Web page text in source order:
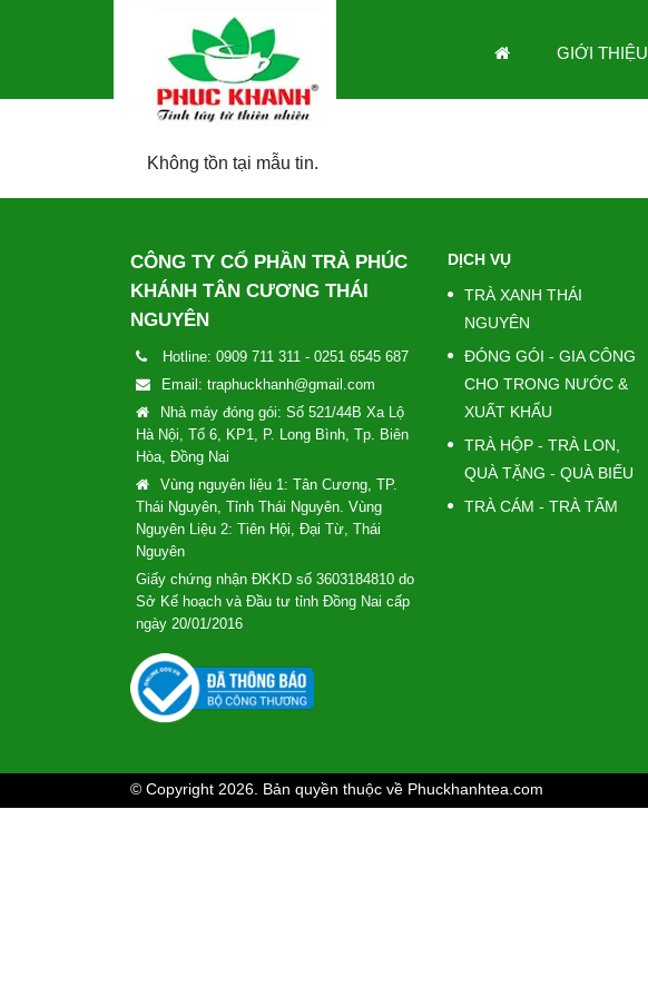
GIỚI THIỆU
404
Không tồn tại mẫu tin.
CÔNG TY CỔ PHẦN TRÀ PHÚC
KHÁNH TÂN CƯƠNG THÁI
NGUYÊN
Hotline: 0909 711 311 - 0251 6545 687
Email: traphuckhanh@gmail.com
Nhà máy đóng gói: Số 521/44B Xa Lộ
Hà Nội, Tổ 6, KP1, P. Long Bình, Tp. Biên
Hòa, Đồng Nai
Vùng nguyên liệu 1: Tân Cương, TP.
Thái Nguyên, Tỉnh Thái Nguyên. Vùng
Nguyên Liệu 2: Tiên Hội, Đại Từ, Thái
Nguyên
Giấy chứng nhận ĐKKD số 3603184810 do
Sở Kế hoạch và Đầu tư tỉnh Đồng Nai cấp
ngày 20/01/2016
DỊCH VỤ
TRÀ XANH THÁI
NGUYÊN
ĐÓNG GÓI - GIA CÔNG
CHO TRONG NƯỚC &
XUẤT KHẨU
TRÀ HỘP - TRÀ LON,
QUÀ TẶNG - QUÀ BIẾU
TRÀ CÁM - TRÀ TẤM
© Copyright 2026. Bản quyền thuộc về Phuckhanhtea.com